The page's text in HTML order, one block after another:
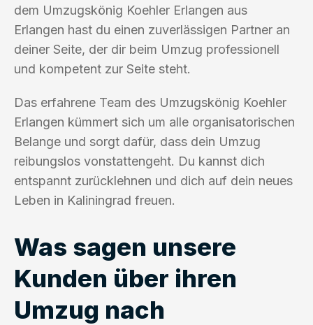
dem Umzugskönig Koehler Erlangen aus
Erlangen hast du einen zuverlässigen Partner an
deiner Seite, der dir beim Umzug professionell
und kompetent zur Seite steht.
Das erfahrene Team des Umzugskönig Koehler
Erlangen kümmert sich um alle organisatorischen
Belange und sorgt dafür, dass dein Umzug
reibungslos vonstattengeht. Du kannst dich
entspannt zurücklehnen und dich auf dein neues
Leben in Kaliningrad freuen.
Was sagen unsere
Kunden über ihren
Umzug nach